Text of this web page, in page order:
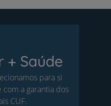
+ Saúde
para si
a garantia dos
CUF.